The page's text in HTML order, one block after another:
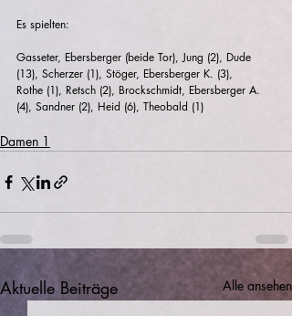
Es spielten:
Gasseter, Ebersberger (beide Tor), Jung (2), Dude
(13), Scherzer (1), Stöger, Ebersberger K. (3),
Rothe (1), Retsch (2), Brockschmidt, Ebersberger A.
(4), Sandner (2), Heid (6), Theobald (1)
Damen 1
Aktuelle Beiträge Alle ansehen